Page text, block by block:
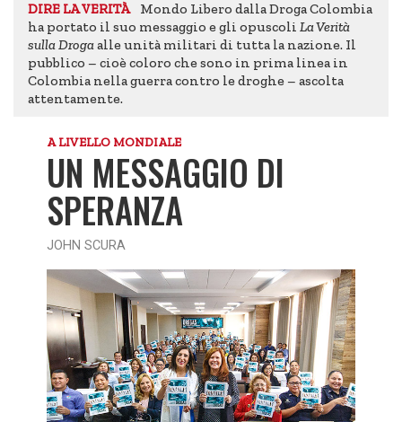
DIRE LA VERITÀ
Mondo Libero dalla Droga Colombia
ha portato il suo messaggio e gli opuscoli La Verità
sulla Drogaalle unità militari di tutta la nazione. Il
pubblico – cioè coloro che sono in prima linea in
Colombia nella guerra contro le droghe – ascolta
attentamente.
A LIVELLO MONDIALE
UN MESSAGGIO DI
SPERANZA
JOHN SCURA